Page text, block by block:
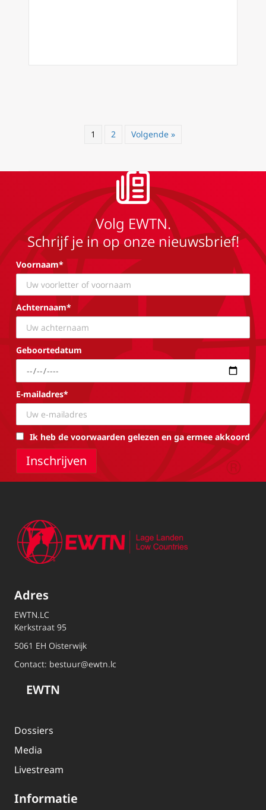
1 2 Volgende »
Volg EWTN.
Schrijf je in op onze nieuwsbrief!
Voornaam*
Achternaam*
Geboortedatum
E-mailadres*
Ik heb de voorwaarden gelezen en ga ermee akkoord
Adres
EWTN.LC
Kerkstraat 95
5061 EH Oisterwijk
Contact: bestuur@ewtn.lc
EWTN
Dossiers
Media
Livestream
Informatie